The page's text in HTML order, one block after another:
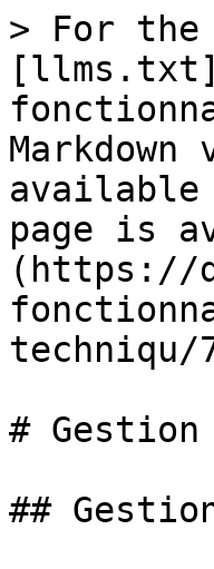
> For the
available
page is
(https://
#
##